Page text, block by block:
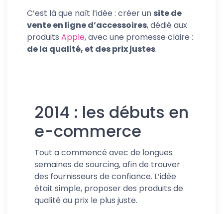
C’est là que naît l’idée : créer un site de
vente en ligne d’accessoires, dédié aux
produits Apple, avec une promesse claire :
de la qualité, et des prix justes.
2014 : les débuts en
e-commerce
Tout a commencé avec de longues
semaines de sourcing, afin de trouver
des fournisseurs de confiance. L’idée
était simple, proposer des produits de
qualité au prix le plus juste.